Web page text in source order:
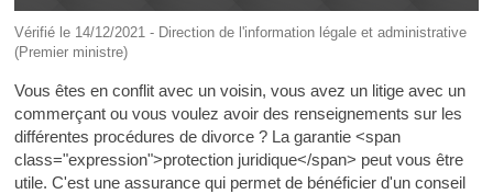
Vérifié le 14/12/2021 - Direction de l'information légale et administrative
(Premier ministre)
Vous êtes en conflit avec un voisin, vous avez un litige avec un
commerçant ou vous voulez avoir des renseignements sur les
différentes procédures de divorce ? La garantie <span
class="expression">protection juridique</span> peut vous être
utile. C'est une assurance qui permet de bénéficier d'un conseil